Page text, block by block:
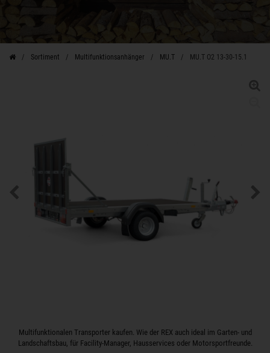
Sortiment Multifunktionsanhänger MU.T MU.T O2 13-30-15.1
Multifunktionalen Transporter kaufen. Wie der REX auch ideal im Garten- und
Landschaftsbau, für Facility-Manager, Hausservices oder Motorsportfreunde.